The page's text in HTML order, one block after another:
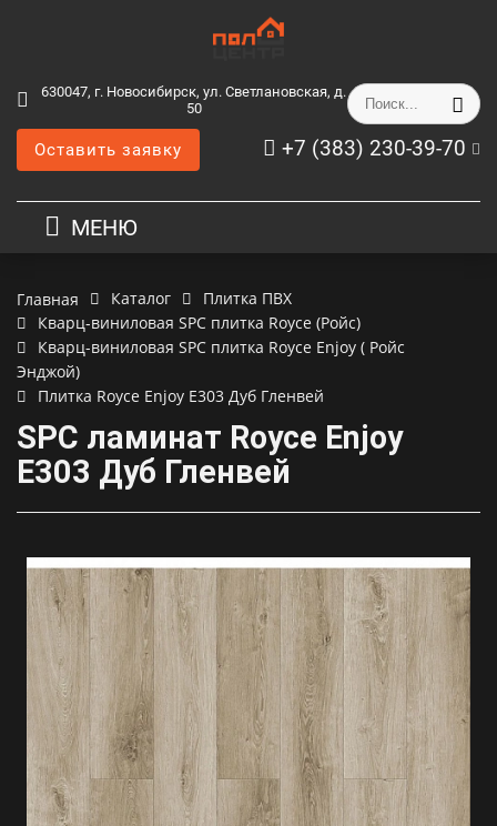
630047, г. Новосибирск, ул. Светлановская, д.
50
+7 (383) 230-39-70
Оставить заявку
МЕНЮ
Главная Каталог
Плитка ПВХ
Кварц-виниловая SPC плитка Royce (Ройс)
Кварц-виниловая SPC плитка Royce Enjoy ( Ройс
Энджой)
Плитка Royce Enjoy Е303 Дуб Гленвей
SPC ламинат Royce Enjoy
Е303 Дуб Гленвей